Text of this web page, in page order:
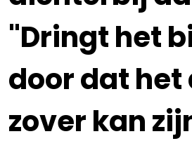
"Dringt het
door dat het
zover kan